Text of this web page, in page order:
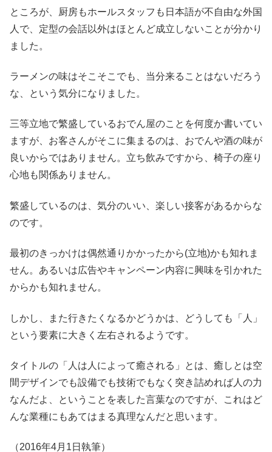
ところが、厨房もホールスタッフも日本語が不自由な外国
人で、定型の会話以外はほとんど成立しないことが分かり
ました。
ラーメンの味はそこそこでも、当分来ることはないだろう
な、という気分になりました。
三等立地で繁盛しているおでん屋のことを何度か書いてい
ますが、お客さんがそこに集まるのは、おでんや酒の味が
良いからではありません。立ち飲みですから、椅子の座り
心地も関係ありません。
繁盛しているのは、気分のいい、楽しい接客があるからな
のです。
最初のきっかけは偶然通りかかったから(立地)かも知れま
せん。あるいは広告やキャンペーン内容に興味を引かれた
からかも知れません。
しかし、また行きたくなるかどうかは、どうしても「人」
という要素に大きく左右されるようです。
タイトルの「人は人によって癒される」とは、癒しとは空
間デザインでも設備でも技術でもなく突き詰めれば人の力
なんだよ、ということを表した言葉なのですが、これはど
んな業種にもあてはまる真理なんだと思います。
（2016年4月1日執筆）